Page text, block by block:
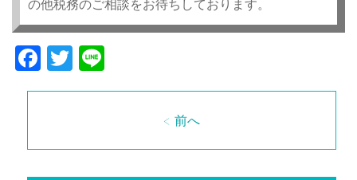
の他税務のご相談をお待ちしております。
Facebook
Twitter
< 前へ